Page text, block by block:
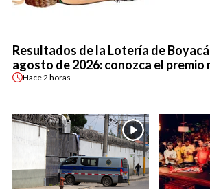
Resultados de la Lotería de
agosto de 2026: conozca el premio
Hace2 horas